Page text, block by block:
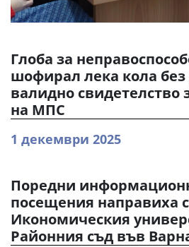
Глоба за
шофирал лека кола
валидно свидетелство
на МПС
1 декември 2025
Поредни
посещения направиха
Икономическия
Районния съд във